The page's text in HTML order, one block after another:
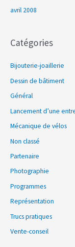
avril 2008
Catégories
Bijouterie-joaillerie
Dessin de bâtiment
Général
Lancement d’une
Mécanique de vélos
Non classé
Partenaire
Photographie
Programmes
Représentation
Trucs pratiques
Vente-conseil